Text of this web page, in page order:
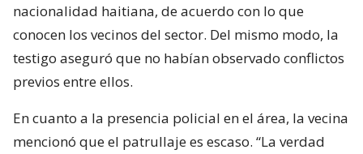
nacionalidad haitiana, de acuerdo con lo que
conocen los vecinos del sector. Del mismo modo, la
testigo aseguró que no habían observado conflictos
previos entre ellos.
En cuanto a la presencia policial en el área, la vecina
mencionó que el patrullaje es escaso. “La verdad